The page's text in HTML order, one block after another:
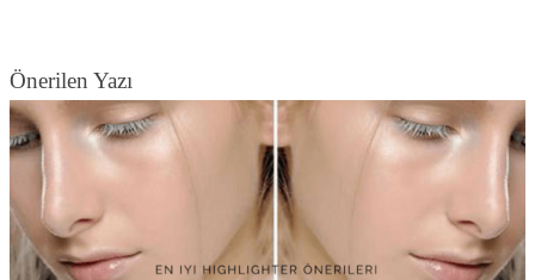
Önerilen Yazı